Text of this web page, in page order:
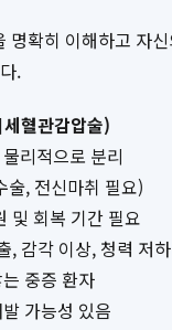
확히 이해하고 자
.
혈관감압술)
리적으로 분리
술, 전신마취 필요)
및 회복 기간 필요
, 감각 이상, 청력 저
중증 환자
가능성 있음